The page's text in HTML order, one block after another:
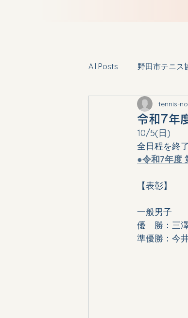
All Posts 野田市テニス
令和7年
tennis-
10/5(日)
全日程を終
●令和7年度
【表彰】
一般男子
優　勝：三
準優勝：今